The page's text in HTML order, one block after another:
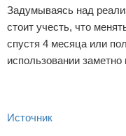
Задумываясь над
стоит учесть, что
спустя 4 месяца или
использовании заметно
Источник